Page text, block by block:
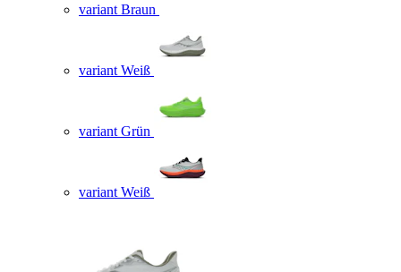
variant Braun
variant Weiß
variant Grün
variant Weiß